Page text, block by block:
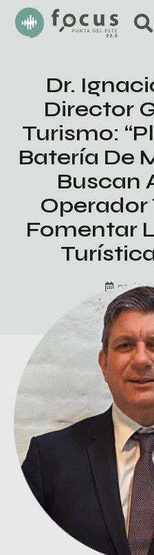
Dr.
Director
Turismo:
Batería De
Buscan
Operador
Fomentar